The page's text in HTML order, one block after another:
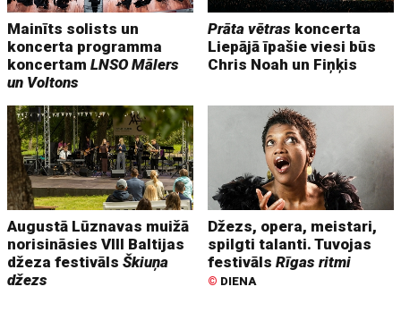
Mainīts solists un
koncerta programma
koncertamLNSO Mālers
un Voltons
Prāta vētras koncerta
Liepājā īpašie viesi būs
Chris Noah un Fiņķis
Augustā Lūznavas muižā
norisināsies VIII Baltijas
džeza festivālsŠkiuņa
džezs
Džezs, opera, meistari,
spilgti talanti. Tuvojas
festivālsRīgas ritmi
© DIENA